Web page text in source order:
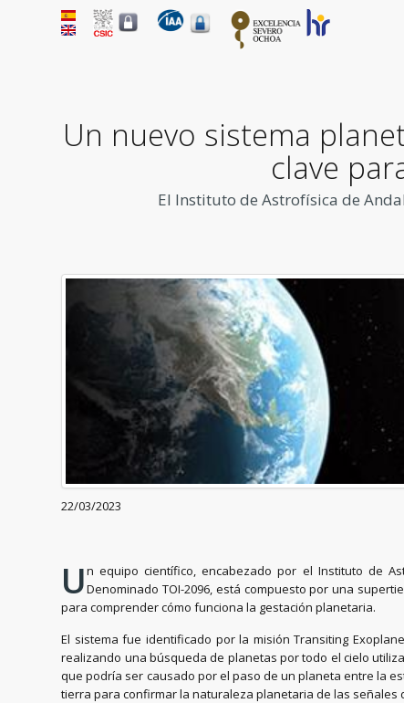
Un nuevo sistema
clave
El Instituto de Astrofísica de
22/03/2023
Un equipo científico, encabezado por el Instituto de
Denominado TOI-2096, está compuesto por una
para comprender cómo funciona la gestación planetaria.
El sistema fue identificado por la misión Transiting
realizando una búsqueda de planetas por todo el cielo
que podría ser causado por el paso de un planeta entre la
tierra para confirmar la naturaleza planetaria de las señales